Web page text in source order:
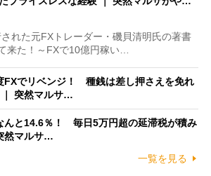
れた元FXトレーダー・磯貝清明氏の著書
来た！～FXで10億円稼い…
FXでリベンジ！ 種銭は差し押さえを免れ
｜ 突然マルサ…
んと14.6％！ 毎日5万円超の延滞税が積み
然マルサ…
一覧を見る